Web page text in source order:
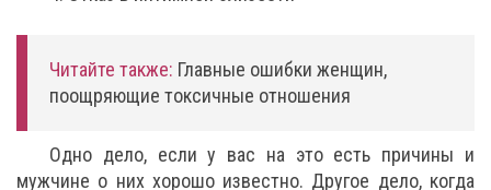
Читайте также: Главные ошибки женщин,
поощряющие токсичные отношения
Одно дело, если у вас на это есть причины и
мужчине о них хорошо известно. Другое дело, когда